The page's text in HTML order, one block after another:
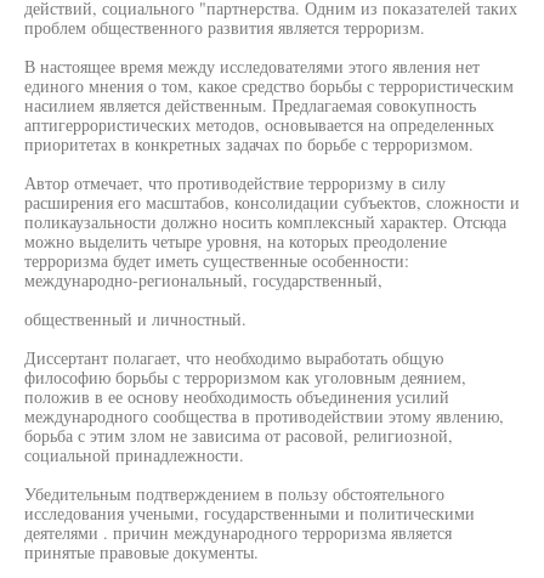
действий, социального "партнерства. Одним из показателей таких
проблем общественного развития является терроризм.
В настоящее время между исследователями этого явления нет
единого мнения о том, какое средство борьбы с террористическим
насилием является действенным. Предлагаемая совокупность
аптигеррористических методов, основывается на определенных
приоритетах в конкретных задачах по борьбе с терроризмом.
Автор отмечает, что противодействие терроризму в силу
расширения его масштабов, консолидации субъектов, сложности и
поликаузальности должно носить комплексный характер. Отсюда
можно выделить четыре уровня, на которых преодоление
терроризма будет иметь существенные особенности:
международно-региональный, государственный,
общественный и личностный.
Диссертант полагает, что необходимо выработать общую
философию борьбы с терроризмом как уголовным деянием,
положив в ее основу необходимость объединения усилий
международного сообщества в противодействии этому явлению,
борьба с этим злом не зависима от расовой, религиозной,
социальной принадлежности.
Убедительным подтверждением в пользу обстоятельного
исследования учеными, государственными и политическими
деятелями . причин международного терроризма является
принятые правовые документы.